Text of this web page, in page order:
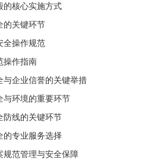
的核心实施方式
的关键环节
全操作规范
操作指南
与企业信誉的关键举措
与环境的重要环节
防线的关键环节
的专业服务选择
规范管理与安全保障